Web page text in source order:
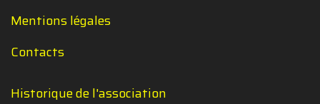
Mentions légales
Contacts
Historique de l'association